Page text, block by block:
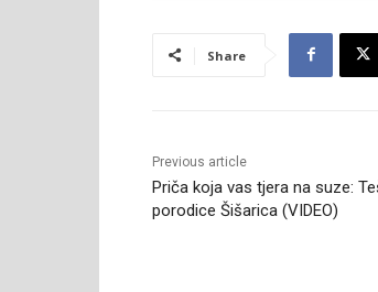
Share
Previous article
Priča koja vas tjera na suze:
porodice Šišarica (VIDEO)